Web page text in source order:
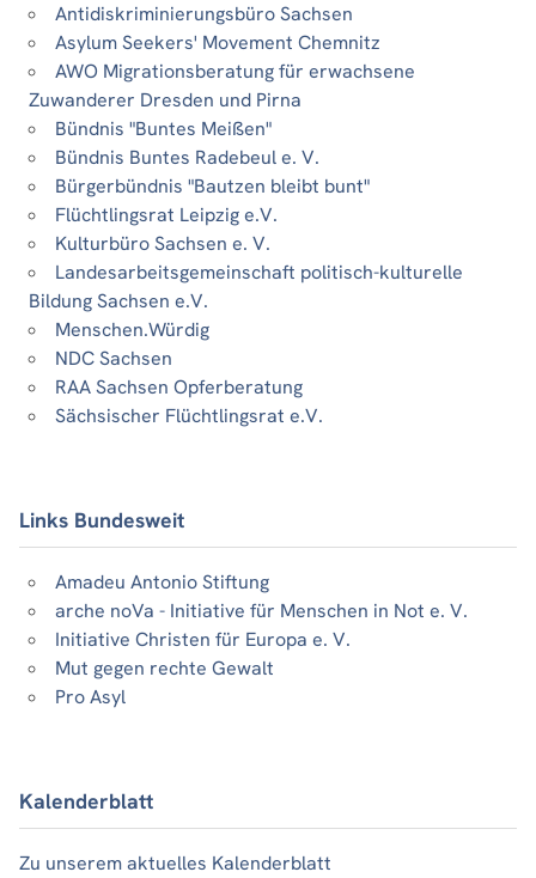
Antidiskriminierungsbüro Sachsen
Asylum Seekers' Movement Chemnitz
AWO Migrationsberatung für erwachsene
Zuwanderer Dresden und Pirna
Bündnis "Buntes Meißen"
Bündnis Buntes Radebeul e. V.
Bürgerbündnis "Bautzen bleibt bunt"
Flüchtlingsrat Leipzig e.V.
Kulturbüro Sachsen e. V.
Landesarbeitsgemeinschaft politisch-kulturelle
Bildung Sachsen e.V.
Menschen.Würdig
NDC Sachsen
RAA Sachsen Opferberatung
Sächsischer Flüchtlingsrat e.V.
Links Bundesweit
Amadeu Antonio Stiftung
arche noVa - Initiative für Menschen in Not e. V.
Initiative Christen für Europa e. V.
Mut gegen rechte Gewalt
Pro Asyl
Kalenderblatt
Zu unserem aktuelles Kalenderblatt